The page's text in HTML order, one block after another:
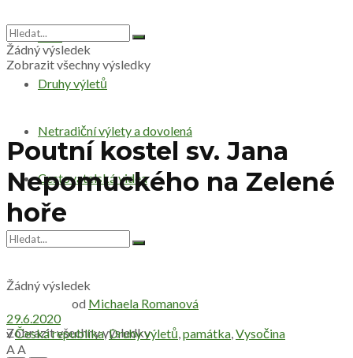
Svět
Druhy výletů
Netradiční výlety a dovolená
Cestovatelská videa
Žádný výsledek
Zobrazit všechny výsledky
Žádný výsledek
Zobrazit všechny výsledky
Poutní kostel sv. Jana
Nepomuckého na Zelené
hoře
od Michaela Romanová
29.6.2020
vČeská republika,Druhy výletů,památka,Vysočina
AA